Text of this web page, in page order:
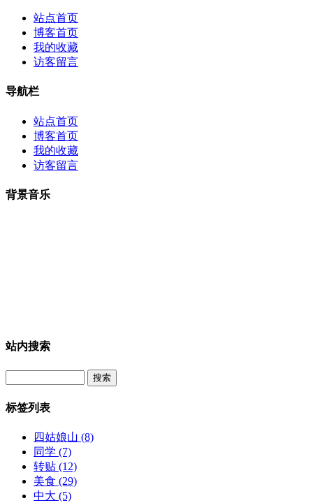
站点首页
博客首页
我的收藏
访客留言
导航栏
站点首页
博客首页
我的收藏
访客留言
背景音乐
站内搜索
标签列表
四姑娘山 (8)
同学 (7)
转贴 (12)
美食 (29)
中大 (5)